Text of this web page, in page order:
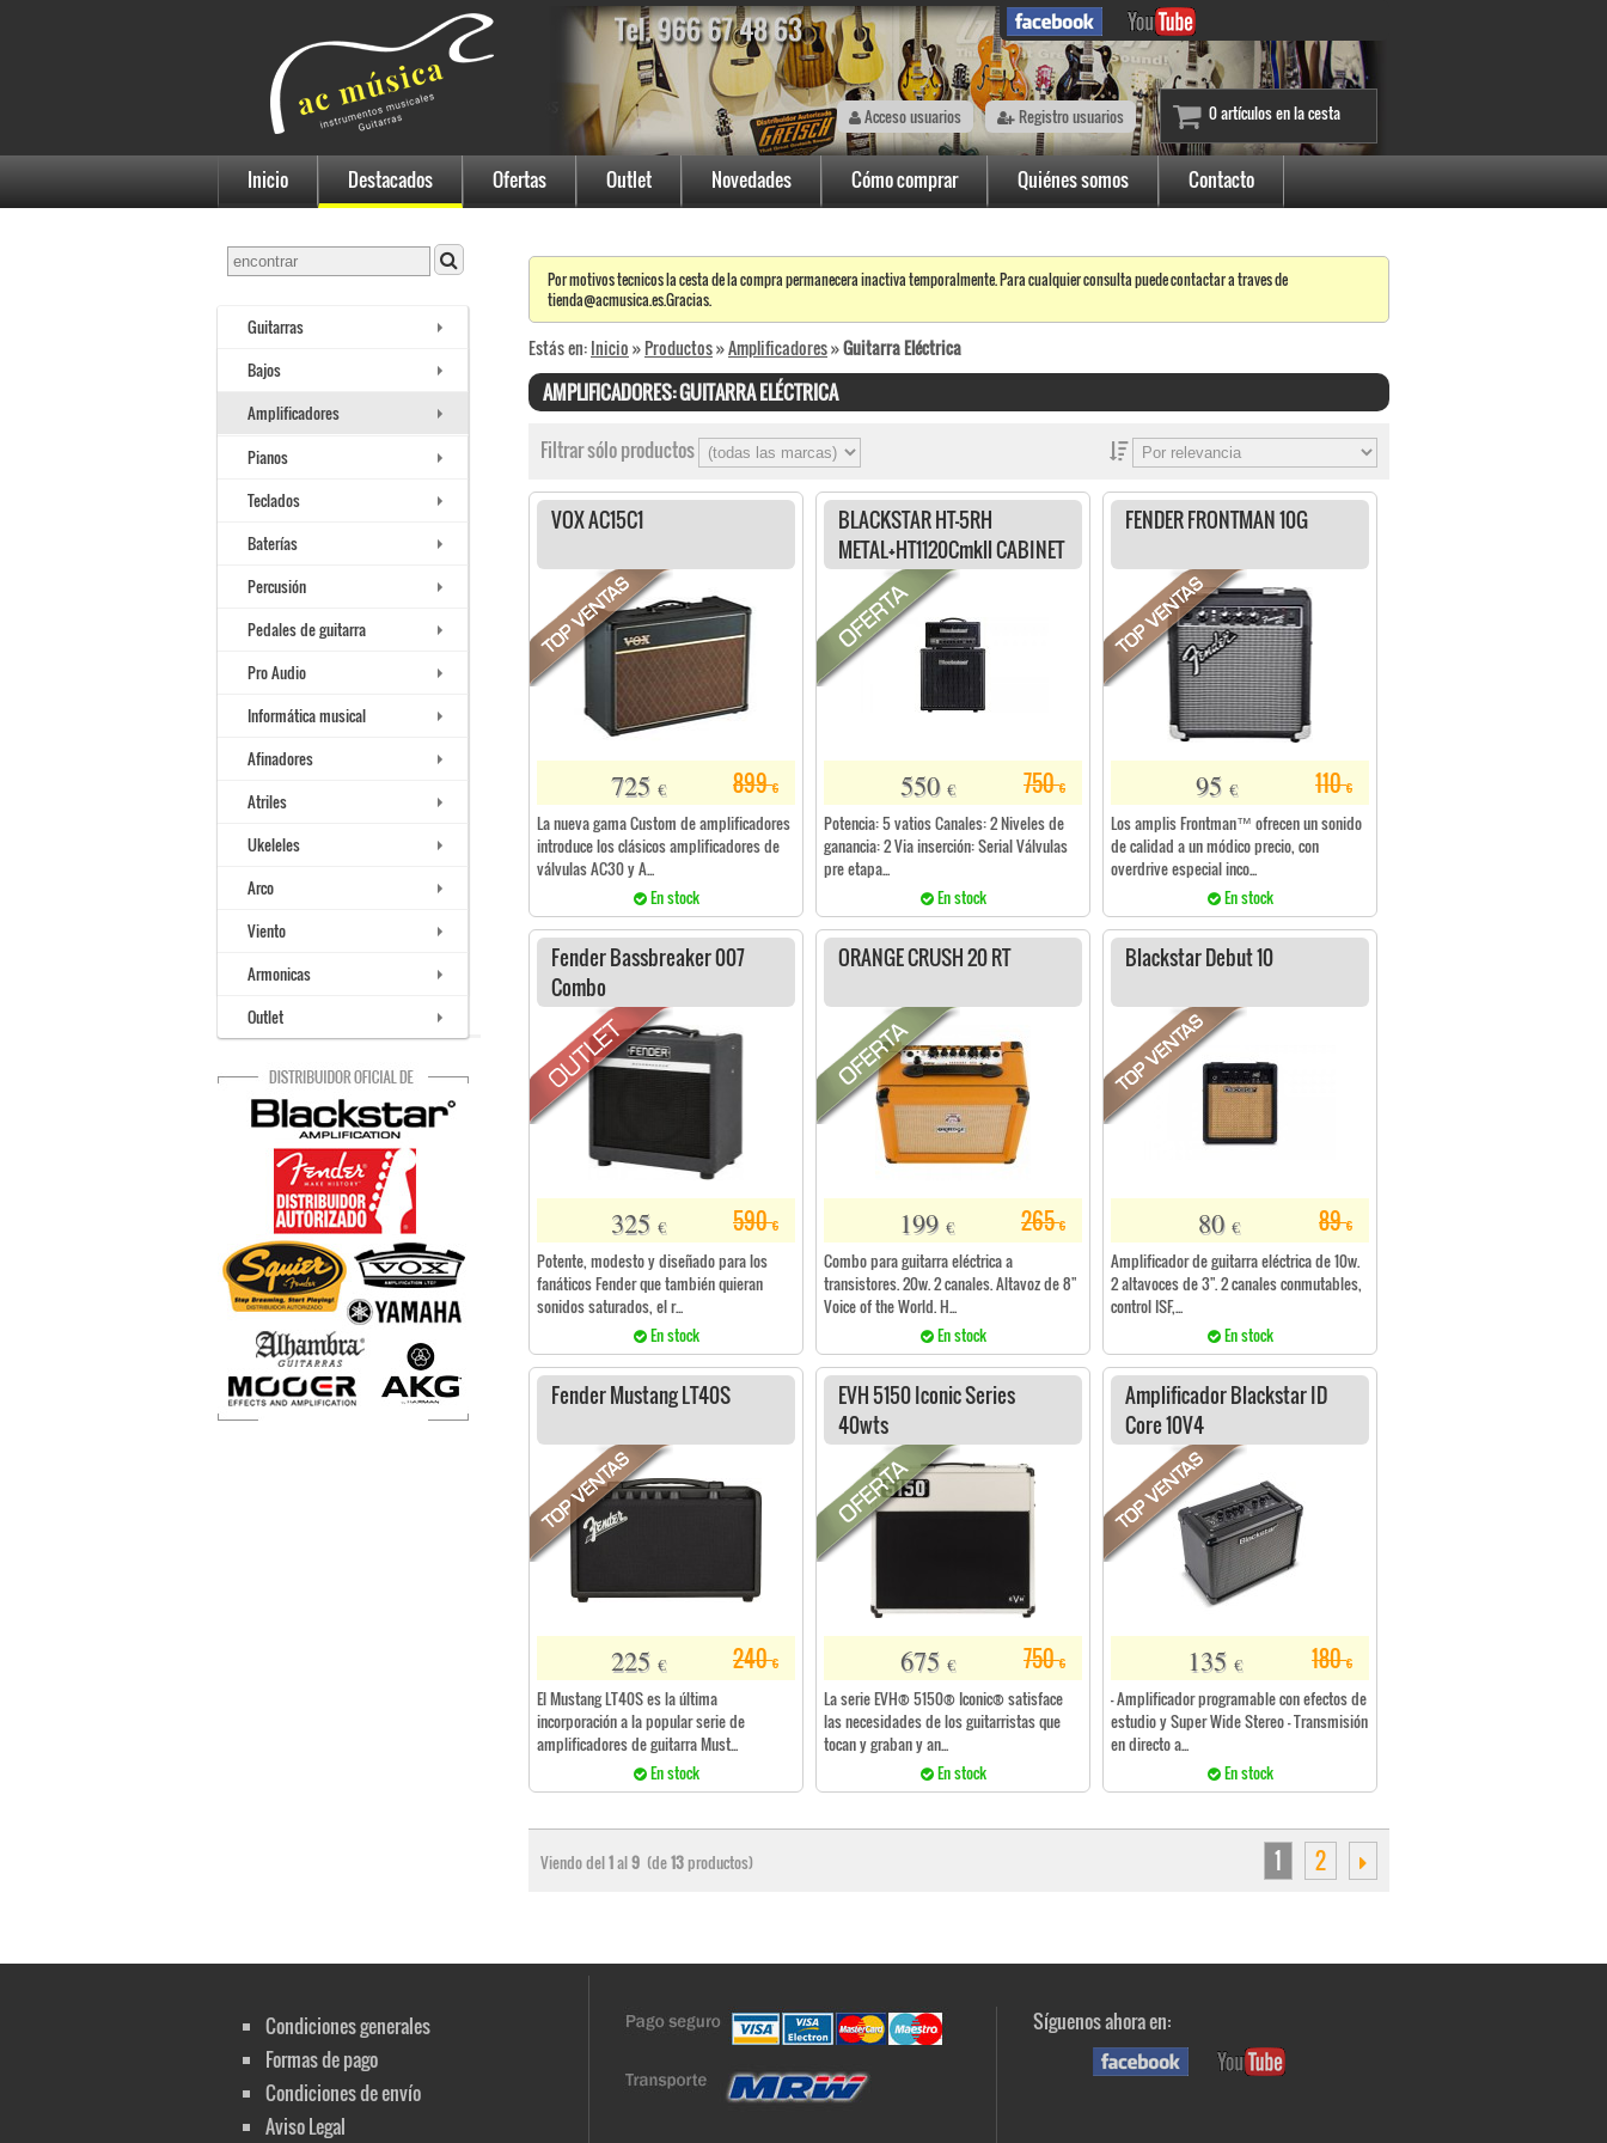
Acceso usuarios Registro usuarios 0 artículos en la cesta
Inicio Destacados Ofertas Outlet Novedades Cómo comprar Quiénes somos Contacto
Guitarras
Bajos
Amplificadores
Pianos
Teclados
Baterías
Percusión
Pedales de guitarra
Pro Audio
Informática musical
Afinadores
Atriles
Ukeleles
Arco
Viento
Armonicas
Outlet
Por motivos tecnicos la cesta de la compra permanecera inactiva temporalmente. Para cualquier consulta puede contactar a traves de
tienda@acmusica.es.Gracias.
Estás en:Inicio»Productos»Amplificadores»Guitarra Eléctrica
AMPLIFICADORES: GUITARRA ELÉCTRICA
Filtrar sólo productos
VOX AC15C1
899€
725 €
La nueva gama Custom de amplificadores
introduce los clásicos amplificadores de
válvulas AC30 y A...
En stock
BLACKSTAR HT-5RH
METAL+HT1120Cmkll CABINET
750€
550 €
Potencia: 5 vatios Canales: 2 Niveles de
ganancia: 2 Via inserción: Serial Válvulas
pre etapa...
En stock
FENDER FRONTMAN 10G
110€
95 €
Los amplis Frontman™ ofrecen un sonido
de calidad a un módico precio, con
overdrive especial inco...
En stock
Fender Bassbreaker 007
Combo
590€
325 €
Potente, modesto y diseñado para los
fanáticos Fender que también quieran
sonidos saturados, el r...
En stock
ORANGE CRUSH 20 RT
265€
199 €
Combo para guitarra eléctrica a
transistores. 20w. 2 canales. Altavoz de 8"
Voice of the World. H...
En stock
Blackstar Debut 10
89€
80 €
Amplificador de guitarra eléctrica de 10w.
2 altavoces de 3". 2 canales conmutables,
control ISF,...
En stock
Fender Mustang LT40S
240€
225 €
El Mustang LT40S es la última
incorporación a la popular serie de
amplificadores de guitarra Must...
En stock
EVH 5150 Iconic Series
40wts
750€
675 €
La serie EVH® 5150® Iconic® satisface
las necesidades de los guitarristas que
tocan y graban y an...
En stock
Amplificador Blackstar ID
Core 10V4
180€
135 €
- Amplificador programable con efectos de
estudio y Super Wide Stereo - Transmisión
en directo a...
En stock
Viendo del1al9 (de13productos) 1 2
Condiciones generales
Formas de pago
Condiciones de envío
Aviso Legal
Síguenos ahora en: